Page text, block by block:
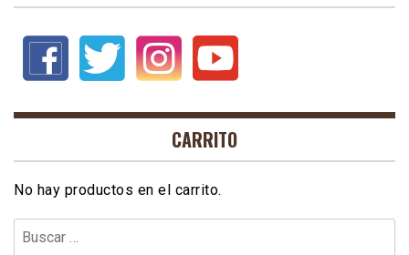
CARRITO
No hay productos en el carrito.
Buscar: